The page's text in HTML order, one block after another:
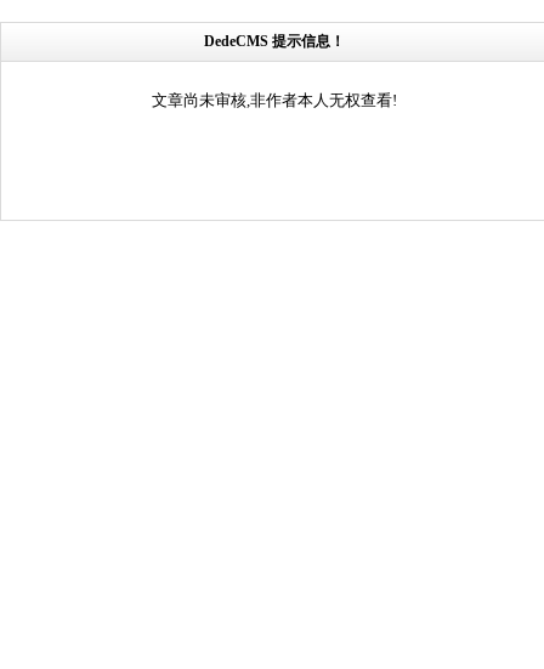
DedeCMS 提示信息！
文章尚未审核,非作者本人无权查看!